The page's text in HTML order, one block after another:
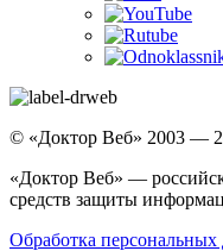
© «Доктор Веб» 2003 —
«Доктор Веб» —
средств защиты
Обработка